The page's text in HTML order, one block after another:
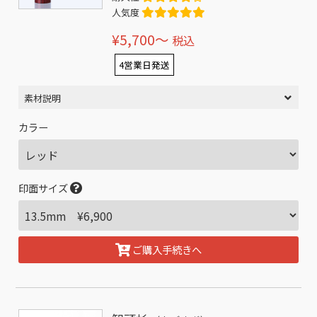
人気度
¥5,700〜 税込
4営業日発送
素材説明
カラー
印面サイズ
ご購入手続きへ